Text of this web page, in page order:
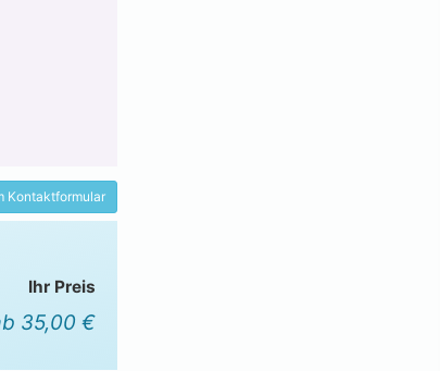
Kontaktformular
Ihr Preis
35,00 €